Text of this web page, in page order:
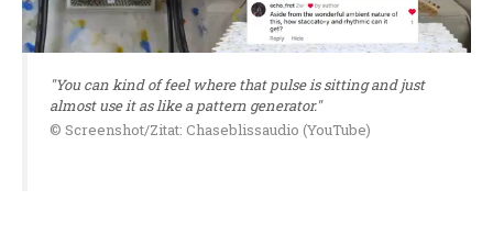
"You can kind of feel where that pulse is sitting and just
almost use it as like a pattern generator."
© Screenshot/Zitat: Chaseblissaudio (YouTube)